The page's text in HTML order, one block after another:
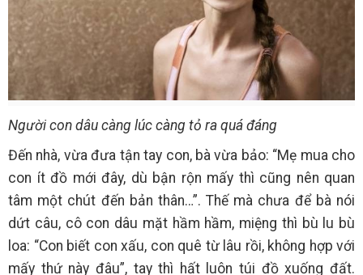
Người con dâu càng lúc càng tỏ ra quá đáng
Đến nhà, vừa đưa tận tay con, bà vừa bảo: “Mẹ mua cho
con ít đồ mới đây, dù bận rộn mấy thì cũng nên quan
tâm một chút đến bản thân…”. Thế mà chưa để bà nói
dứt câu, cô con dâu mặt hầm hầm, miệng thì bù lu bù
loa: “Con biết con xấu, con quê từ lâu rồi, không hợp với
mấy thứ này đâu”, tay thì hất luôn túi đồ xuống đất.